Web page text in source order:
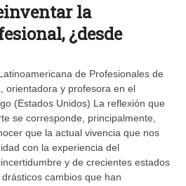
la
¿desde
de Profesionales de
orientadora y profesora en el
(Estados Unidos) La reflexión que
se corresponde, principalmente,
que la actual vivencia que nos
con la experiencia del
y de crecientes estados
cambios que han